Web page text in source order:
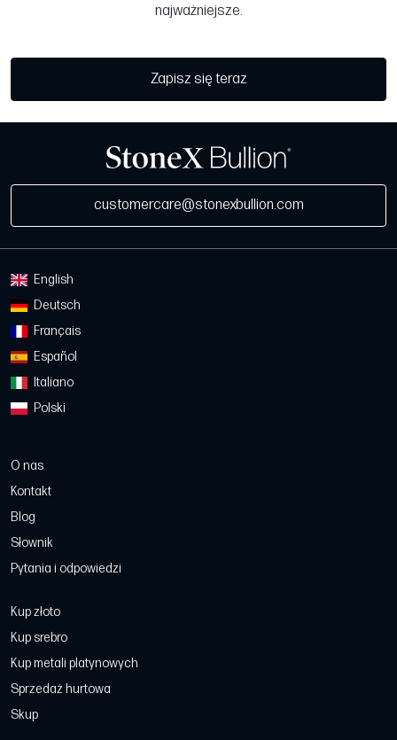
najważniejsze.
Zapisz się teraz
customercare@stonexbullion.com
English
Deutsch
Français
Español
Italiano
Polski
O nas
Kontakt
Blog
Słownik
Pytania i odpowiedzi
Kup złoto
Kup srebro
Kup metali platynowych
Sprzedaż hurtowa
Skup